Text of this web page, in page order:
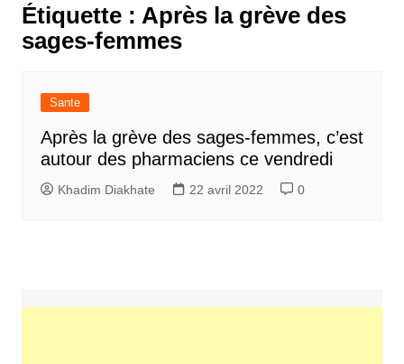
Étiquette : Après la grève des
sages-femmes
Sante
Après la grève des sages-femmes, c’est
autour des pharmaciens ce vendredi
Khadim Diakhate 22 avril 2022 0